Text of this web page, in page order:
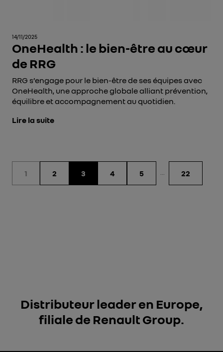
14/11/2025
OneHealth : le bien-être au cœur
de RRG
RRG s’engage pour le bien-être de ses équipes avec
OneHealth, une approche globale alliant prévention,
équilibre et accompagnement au quotidien.
Lire la suite
1 2 3 4 5 22
Distributeur leader en Europe,
filiale de Renault Group.